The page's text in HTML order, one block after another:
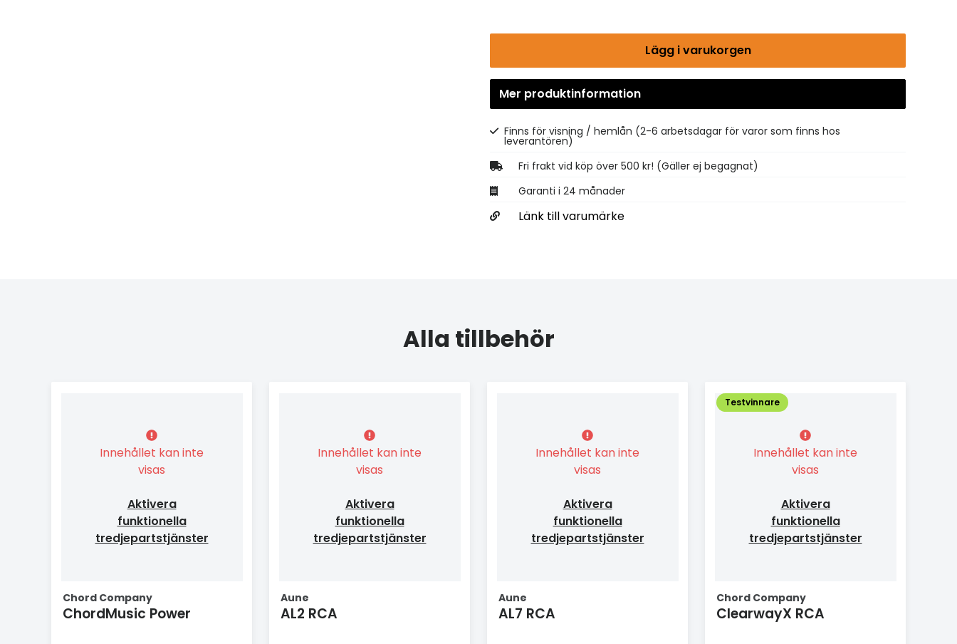
Lägg i varukorgen
Mer produktinformation
Finns för visning / hemlån (2-6 arbetsdagar för varor som finns hos
leverantören)
Fri frakt vid köp över 500 kr! (Gäller ej begagnat)
Garanti i 24 månader
Länk till varumärke
Alla tillbehör
Innehållet kan inte
visas
Aktivera
funktionella
tredjepartstjänster
Chord Company
ChordMusic Power
Innehållet kan inte
visas
Aktivera
funktionella
tredjepartstjänster
Aune
AL2 RCA
Innehållet kan inte
visas
Aktivera
funktionella
tredjepartstjänster
Aune
AL7 RCA
Testvinnare
Innehållet kan inte
visas
Aktivera
funktionella
tredjepartstjänster
Chord Company
ClearwayX RCA